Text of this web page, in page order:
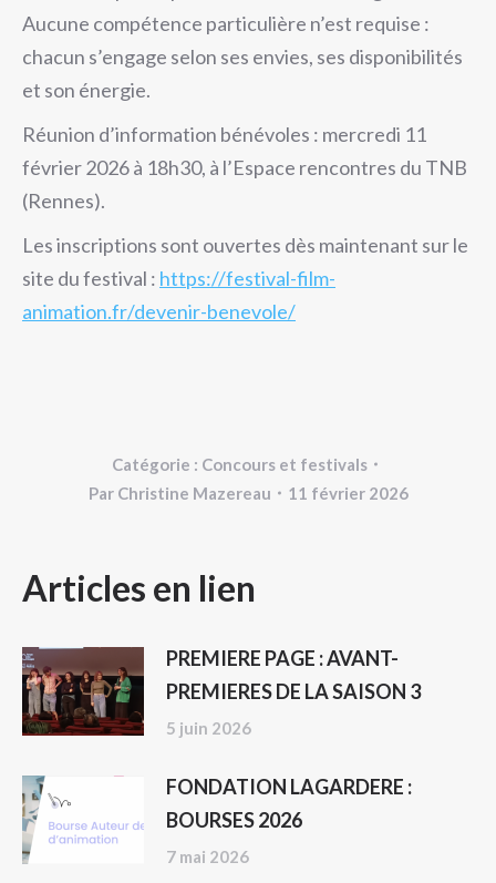
Aucune compétence particulière n’est requise :
chacun s’engage selon ses envies, ses disponibilités
et son énergie.
Réunion d’information bénévoles : mercredi 11
février 2026 à 18h30, à l’Espace rencontres du TNB
(Rennes).
Les inscriptions sont ouvertes dès maintenant sur le
site du festival : https://festival-film-
animation.fr/devenir-benevole/
Catégorie : Concours et festivals
Par Christine Mazereau 11 février 2026
NAVIGATION
ARTICLE
Articles en lien
PREMIERE PAGE : AVANT-
PREMIERES DE LA SAISON 3
5 juin 2026
FONDATION LAGARDERE :
BOURSES 2026
7 mai 2026